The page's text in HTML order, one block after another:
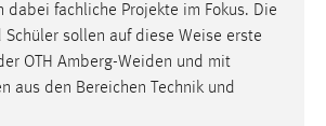
dabei fachliche Projekte im Fokus. Die
Schüler sollen auf diese Weise erste
OTH Amberg-Weiden und mit
aus den Bereichen Technik und